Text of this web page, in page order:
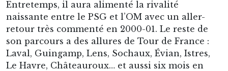
Entretemps, il aura alimenté la rivalité
naissante entre le PSG et l’OM avec un aller-
retour très commenté en 2000-01. Le reste de
son parcours a des allures de Tour de France :
Laval, Guingamp, Lens, Sochaux, Évian, Istres,
Le Havre, Châteauroux… et aussi six mois en